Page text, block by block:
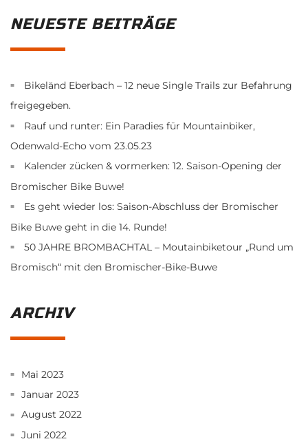
NEUESTE BEITRÄGE
Bikeländ Eberbach – 12 neue Single Trails zur Befahrung
freigegeben.
Rauf und runter: Ein Paradies für Mountainbiker,
Odenwald-Echo vom 23.05.23
Kalender zücken & vormerken: 12. Saison-Opening der
Bromischer Bike Buwe!
Es geht wieder los: Saison-Abschluss der Bromischer
Bike Buwe geht in die 14. Runde!
50 JAHRE BROMBACHTAL – Moutainbiketour „Rund um
Bromisch“ mit den Bromischer-Bike-Buwe
ARCHIV
Mai 2023
Januar 2023
August 2022
Juni 2022